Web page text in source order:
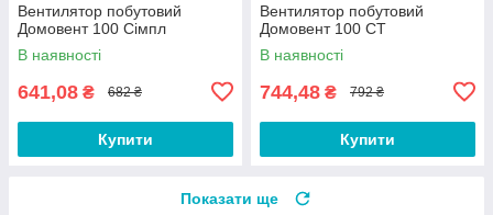
Вентилятор побутовий
Домовент 100 Сімпл
В наявності
641,08 ₴ 682 ₴
Купити
Вентилятор побутовий
Домовент 100 СТ
В наявності
744,48 ₴ 792 ₴
Купити
Показати ще